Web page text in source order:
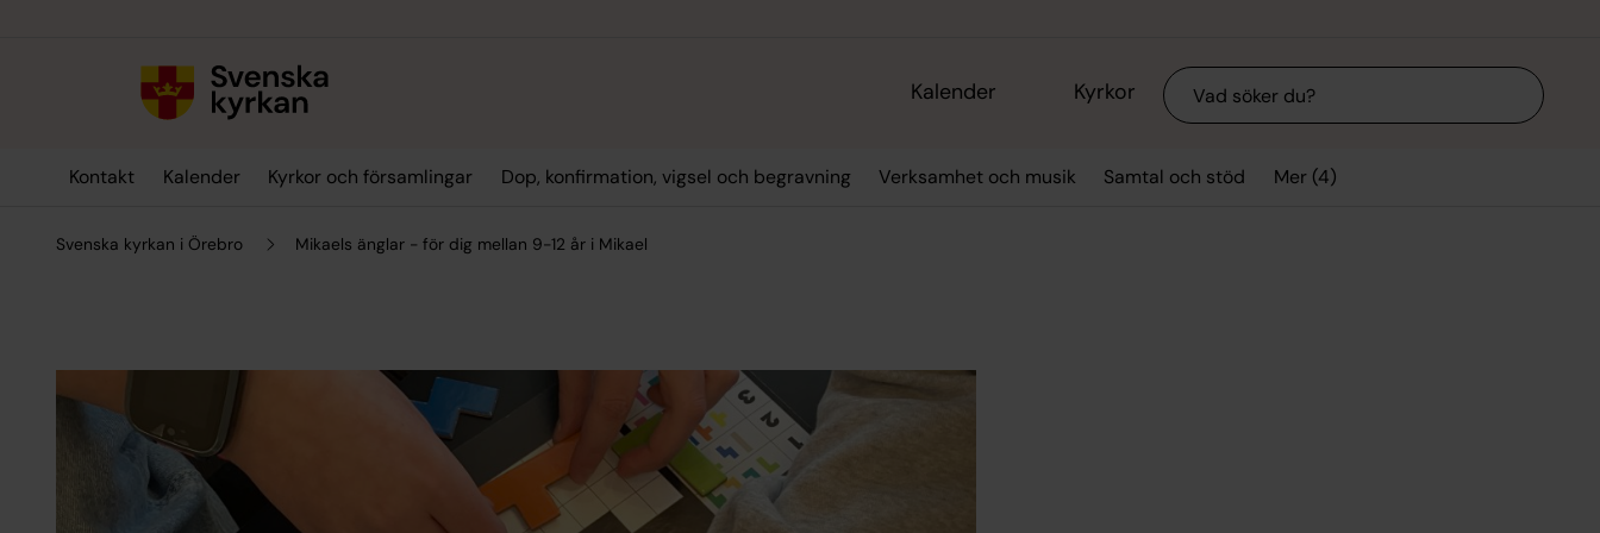
Kalender Kyrkor Sök
Kontakt Kalender Kyrkor och församlingar Dop, konfirmation, vigsel och begravning Verksamhet och musik Samtal och stöd Mer (4)
Svenska kyrkan i Örebro Mikaels änglar - för dig mellan 9-12 år i Mikael